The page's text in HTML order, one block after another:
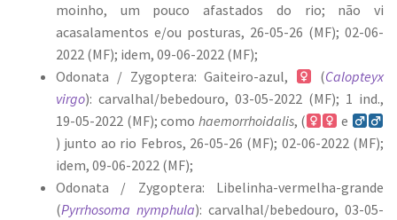
moinho, um pouco afastados do rio; não vi
acasalamentos e/ou posturas, 26-05-26 (MF); 02-06-
2022 (MF); idem, 09-06-2022 (MF);
Odonata / Zygoptera: Gaiteiro-azul,
(Calopteyx
virgo): carvalhal/bebedouro, 03-05-2022 (MF); 1 ind.,
19-05-2022 (MF); como haemorrhoidalis, (
e
) junto ao rio Febros, 26-05-26 (MF); 02-06-2022 (MF);
idem, 09-06-2022 (MF);
Odonata / Zygoptera: Libelinha-vermelha-grande
(Pyrrhosoma nymphula): carvalhal/bebedouro, 03-05-